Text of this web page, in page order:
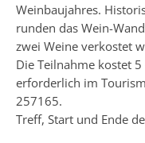
Weinbaujahres.
runden das Wein-
zwei Weine verkostet
Die Teilnahme kostet
erforderlich im
257165.
Treff, Start und Ende